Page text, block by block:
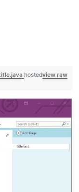
view raw
hosted